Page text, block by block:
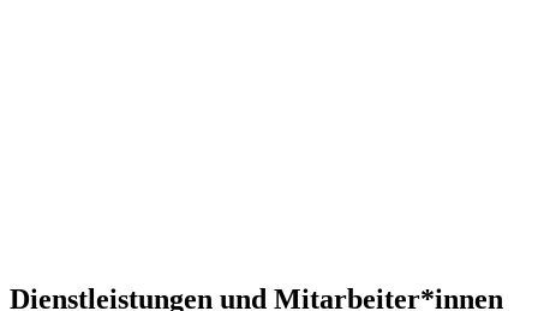
Dienstleistungen und Mitarbeiter*innen